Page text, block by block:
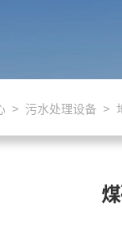
> 污水处理设备 >